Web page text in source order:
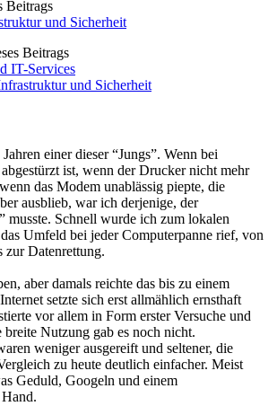
Beitrags
und Sicherheit
Beitrags
IT-Services
und Sicherheit
einer dieser “Jungs”. Wenn bei
ist, wenn der Drucker nicht mehr
das Modem unablässig piepte, die
ausblieb, war ich derjenige, der
musste. Schnell wurde ich zum lokalen
Umfeld bei jeder Computerpanne rief, von
zur Datenrettung.
aber damals reichte das bis zu einem
setzte sich erst allmählich ernsthaft
vor allem in Form erster Versuche und
Nutzung gab es noch nicht.
weniger ausgereift und seltener, die
zu heute deutlich einfacher. Meist
Geduld, Googeln und einem